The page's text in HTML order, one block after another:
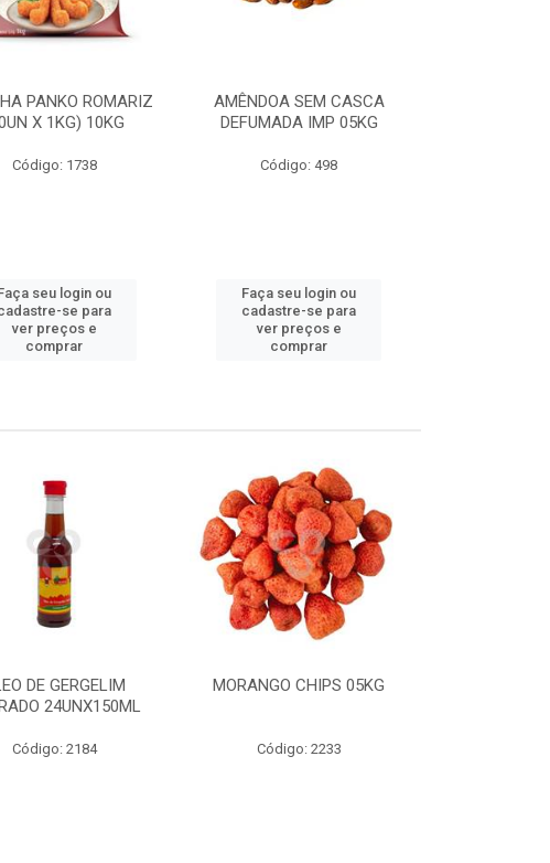
PANKO ROMARIZ
X 1KG) 10KG
Código: 1738
seu login ou
se para
ver preços e
comprar
AMÊNDOA SEM CASCA
DEFUMADA IMP 05KG
Código: 498
Faça seu login ou
cadastre-se para
ver preços e
comprar
DE GERGELIM
24UNX150ML
Código: 2184
MORANGO CHIPS 05KG
Código: 2233